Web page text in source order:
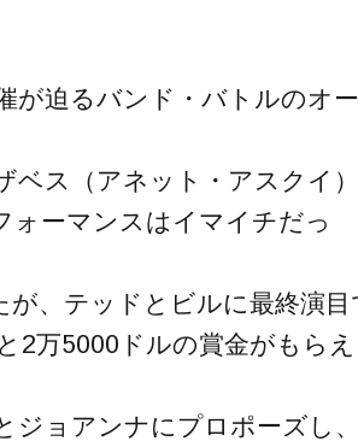
が迫るバンド・バトルのオー
ベス（アネット・アスクイ）
ォーマンスはイマイチだっ
が、テッドとビルに最終演目
2万5000ドルの賞金がもらえ
ジョアンナにプロポーズし